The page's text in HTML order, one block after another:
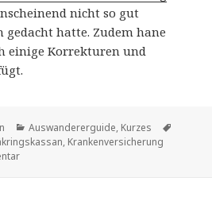
nicht so gut
hatte. Zudem hane
einige Korrekturen und
Kategorien
Auswandererguide, Kurzes
, Krankenversicherung
zu Auswandererguide Update: